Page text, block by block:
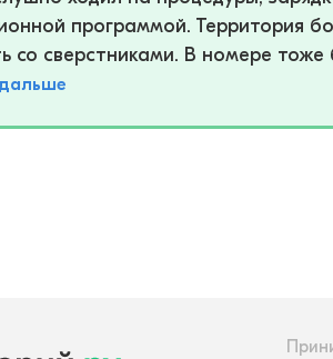
программой. Территория
со сверстниками. В номере